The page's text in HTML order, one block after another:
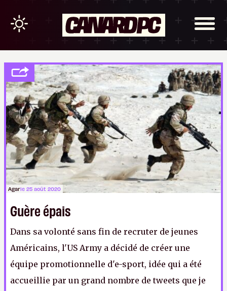
Agarle 25 août 2020
Guère épais
Dans sa volonté sans fin de recruter de jeunes
Américains, l'US Army a décidé de créer une
équipe promotionnelle d'e-sport, idée qui a été
accueillie par un grand nombre de tweets que je